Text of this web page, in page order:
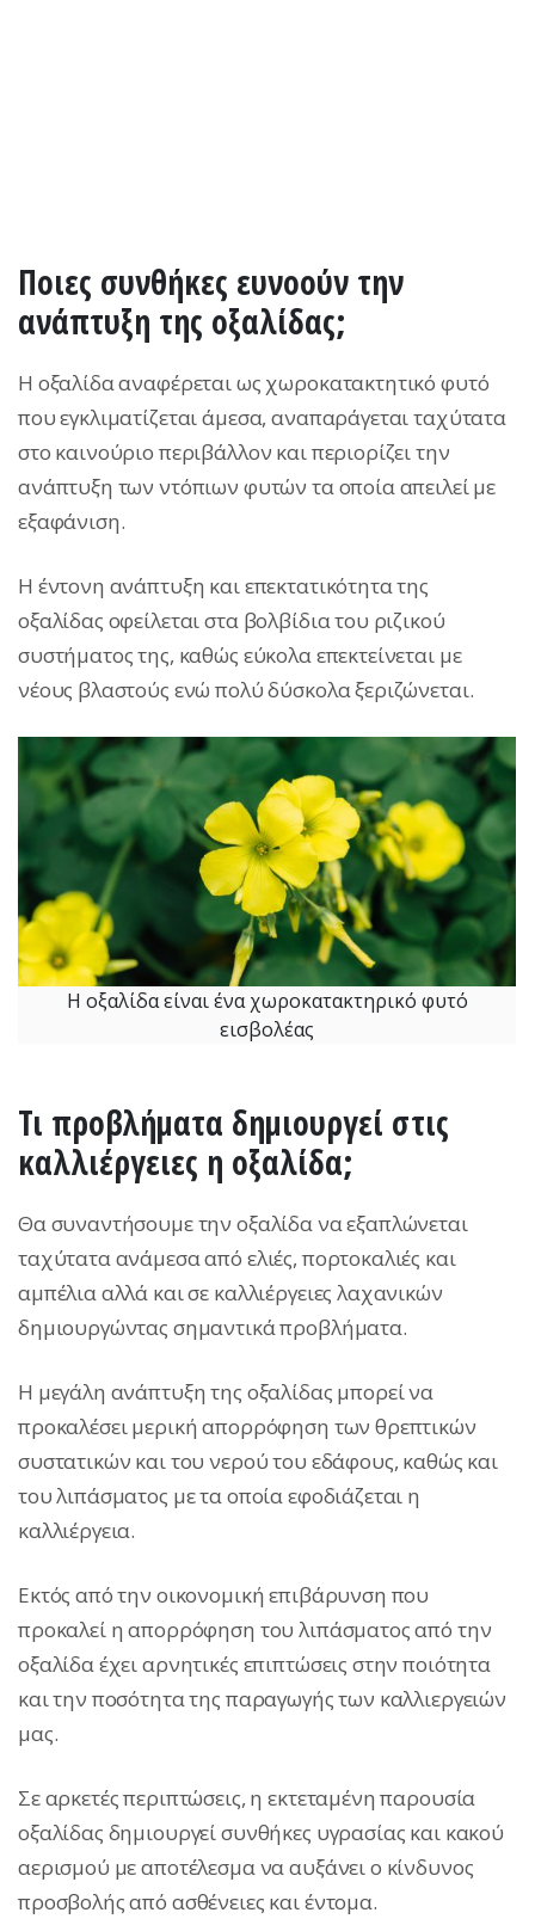
Ποιες συνθήκες ευνοούν την
ανάπτυξη της οξαλίδας;
Η οξαλίδα αναφέρεται ως χωροκατακτητικό φυτό
που εγκλιματίζεται άμεσα, αναπαράγεται ταχύτατα
στο καινούριο περιβάλλον και περιορίζει την
ανάπτυξη των ντόπιων φυτών τα οποία απειλεί με
εξαφάνιση.
Η έντονη ανάπτυξη και επεκτατικότητα της
οξαλίδας οφείλεται στα βολβίδια του ριζικού
συστήματος της, καθώς εύκολα επεκτείνεται με
νέους βλαστούς ενώ πολύ δύσκολα ξεριζώνεται.
Η οξαλίδα είναι ένα χωροκατακτηρικό φυτό
εισβολέας
Τι προβλήματα δημιουργεί στις
καλλιέργειες η οξαλίδα;
Θα συναντήσουμε την οξαλίδα να εξαπλώνεται
ταχύτατα ανάμεσα από ελιές, πορτοκαλιές και
αμπέλια αλλά και σε καλλιέργειες λαχανικών
δημιουργώντας σημαντικά προβλήματα.
Η μεγάλη ανάπτυξη της οξαλίδας μπορεί να
προκαλέσει μερική απορρόφηση των θρεπτικών
συστατικών και του νερού του εδάφους, καθώς και
του λιπάσματος με τα οποία εφοδιάζεται η
καλλιέργεια.
Εκτός από την οικονομική επιβάρυνση που
προκαλεί η απορρόφηση του λιπάσματος από την
οξαλίδα έχει αρνητικές επιπτώσεις στην ποιότητα
και την ποσότητα της παραγωγής των καλλιεργειών
μας.
Σε αρκετές περιπτώσεις, η εκτεταμένη παρουσία
οξαλίδας δημιουργεί συνθήκες υγρασίας και κακού
αερισμού με αποτέλεσμα να αυξάνει ο κίνδυνος
προσβολής από ασθένειες και έντομα.